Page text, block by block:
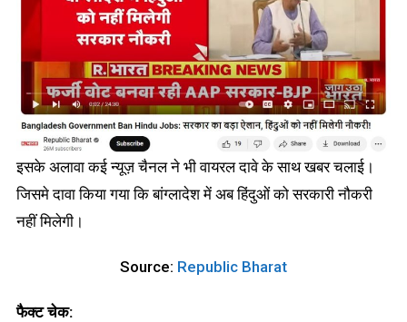
इसके अलावा कई न्यूज़ चैनल ने भी वायरल दावे के साथ खबर चलाई।
जिसमे दावा किया गया कि बांग्लादेश में अब हिंदुओं को सरकारी नौकरी
नहीं मिलेगी।
Source: Republic Bharat
फैक्ट चेक: